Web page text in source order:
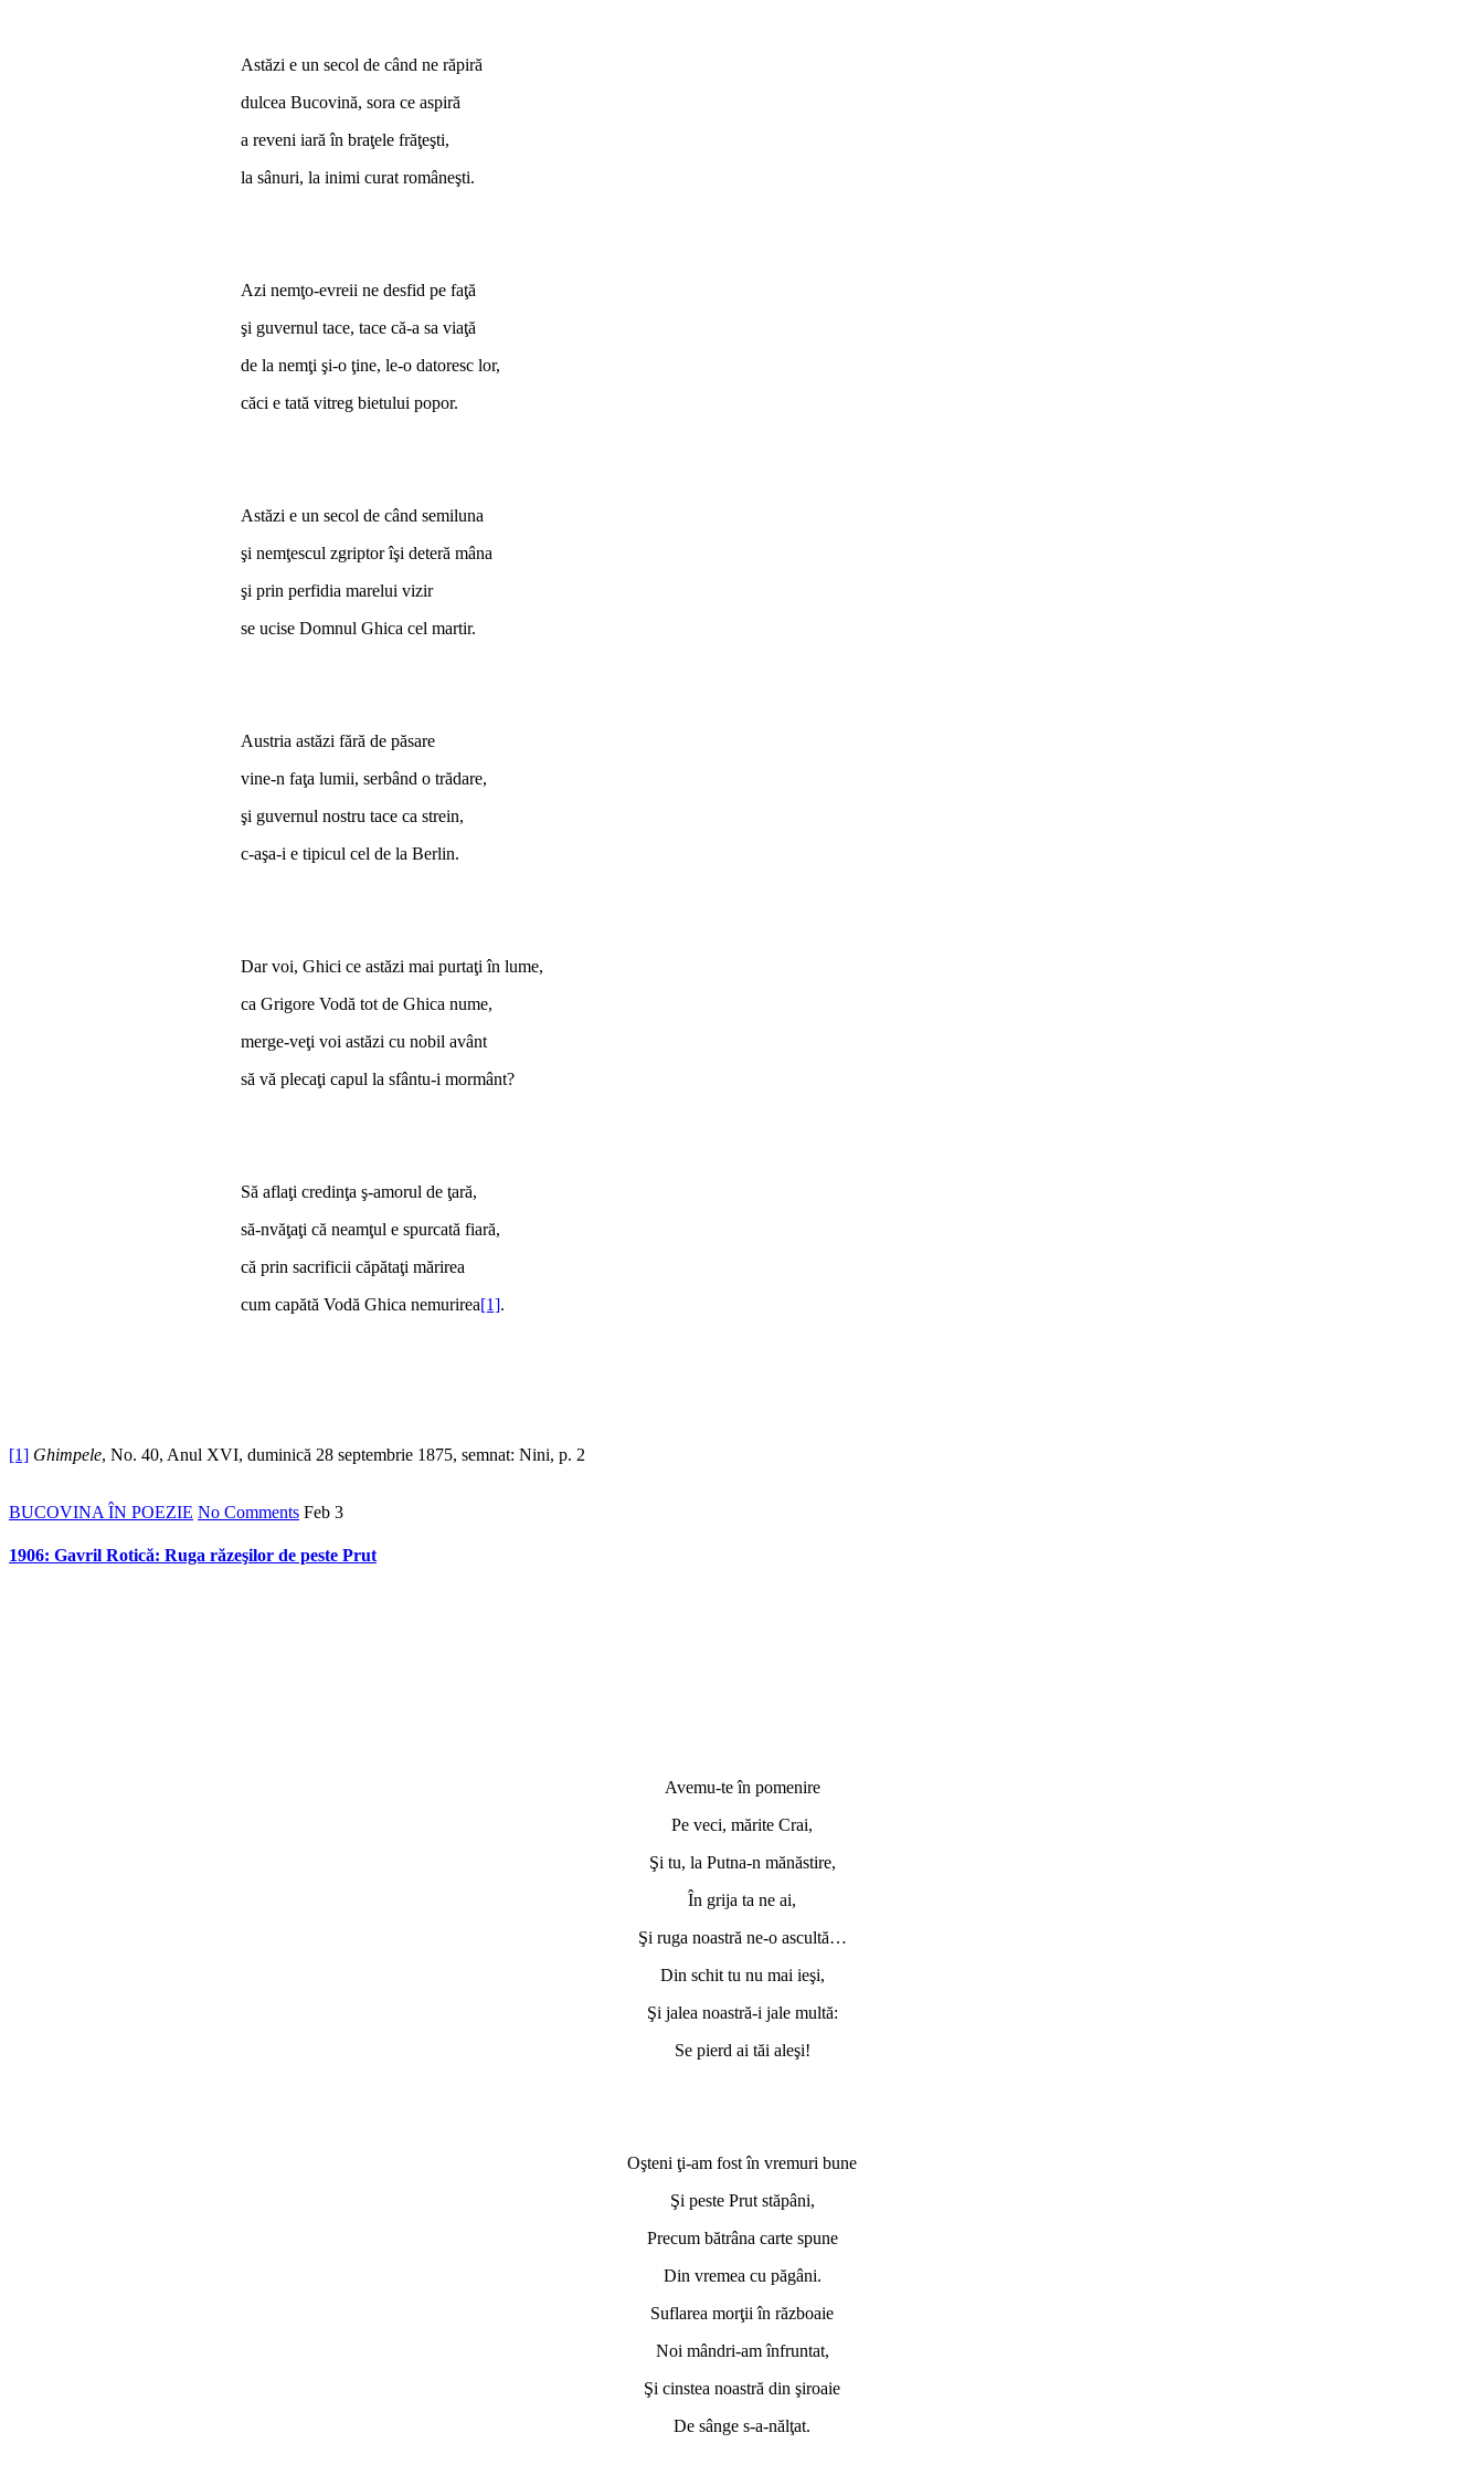
Astăzi e un secol de când ne răpiră
dulcea Bucovină, sora ce aspiră
a reveni iară în braţele frăţeşti,
la sânuri, la inimi curat româneşti.
Azi nemţo-evreii ne desfid pe faţă
şi guvernul tace, tace că-a sa viaţă
de la nemţi şi-o ţine, le-o datoresc lor,
căci e tată vitreg bietului popor.
Astăzi e un secol de când semiluna
şi nemţescul zgriptor îşi deteră mâna
şi prin perfidia marelui vizir
se ucise Domnul Ghica cel martir.
Austria astăzi fără de păsare
vine-n faţa lumii, serbând o trădare,
şi guvernul nostru tace ca strein,
c-aşa-i e tipicul cel de la Berlin.
Dar voi, Ghici ce astăzi mai purtaţi în lume,
ca Grigore Vodă tot de Ghica nume,
merge-veţi voi astăzi cu nobil avânt
să vă plecaţi capul la sfântu-i mormânt?
Să aflaţi credinţa ş-amorul de ţară,
să-nvăţaţi că neamţul e spurcată fiară,
că prin sacrificii căpătaţi mărirea
cum capătă Vodă Ghica nemurirea[1].
[1] Ghimpele, No. 40, Anul XVI, duminică 28 septembrie 1875, semnat: Nini, p. 2
BUCOVINA ÎN POEZIE No Comments Feb 3
1906: Gavril Rotică: Ruga răzeşilor de peste Prut
Avemu-te în pomenire
Pe veci, mărite Crai,
Şi tu, la Putna-n mănăstire,
În grija ta ne ai,
Şi ruga noastră ne-o ascultă…
Din schit tu nu mai ieşi,
Şi jalea noastră-i jale multă:
Se pierd ai tăi aleşi!
Oşteni ţi-am fost în vremuri bune
Şi peste Prut stăpâni,
Precum bătrâna carte spune
Din vremea cu păgâni.
Suflarea morţii în războaie
Noi mândri-am înfruntat,
Şi cinstea noastră din şiroaie
De sânge s-a-nălţat.